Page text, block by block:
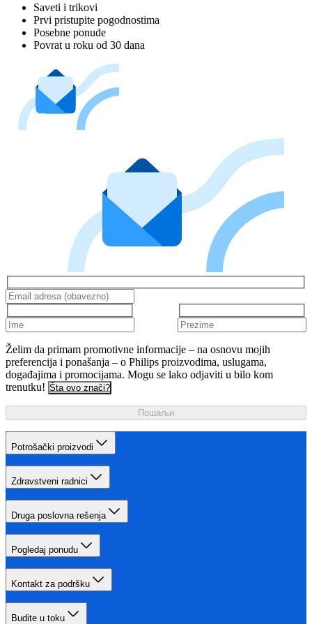
Saveti i trikovi
Prvi pristupite pogodnostima
Posebne ponude
Povrat u roku od 30 dana
Želim da primam promotivne informacije – na osnovu mojih
preferencija i ponašanja – o Philips proizvodima, uslugama,
događajima i promocijama. Mogu se lako odjaviti u bilo kom
trenutku! Šta ovo znači?
Пошаљи
Potrošački proizvodi
Zdravstveni radnici
Druga poslovna rešenja
Pogledaj ponudu
Kontakt za podršku
Budite u toku